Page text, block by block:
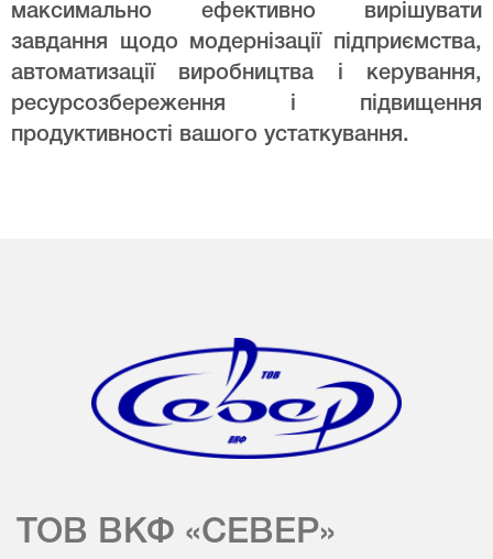
максимально ефективно вирішувати
завдання щодо модернізації підприємства,
автоматизації виробництва і керування,
ресурсозбереження і підвищення
продуктивності вашого устаткування.
ТОВ ВКФ «СЕВЕР»